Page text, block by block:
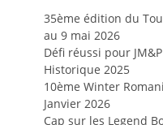
35ème édition du
au 9 mai 2026
Défi réussi pour
Historique 2025
10ème Winter
Janvier 2026
Cap sur les Legend